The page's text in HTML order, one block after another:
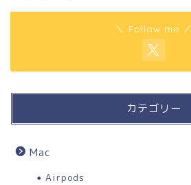
＼ Follow me ／
カテゴリー
Mac
Airpods